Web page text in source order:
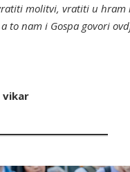
molitvi, vratiti u hram
to nam i Gospa govori
vikar